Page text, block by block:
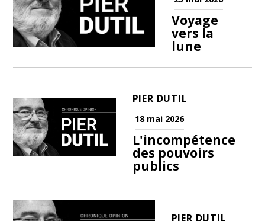
Voyage
vers la
lune
PIER DUTIL
18 mai 2026
L'incompétence
des pouvoirs
publics
PIER DUTIL